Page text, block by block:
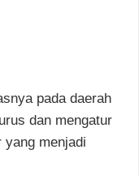
pada daerah
dan mengatur
yang menjadi